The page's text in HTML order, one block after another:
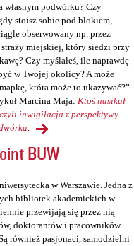
podwórku? Czy
stoisz sobie pod blokiem,
obserwowany np. przez
straży miejskiej, który siedzi przy
Czy myślałeś, ile naprawdę
w Twojej okolicy? A może
która może to ukazywać?”.
Marcina Maja: Ktoś nasikał
inwigilacja z perspektywy
.
BUW
w Warszawie. Jedna z
bibliotek akademickich w
przewijają się przez nią
doktorantów i pracowników
również pasjonaci, samodzielni